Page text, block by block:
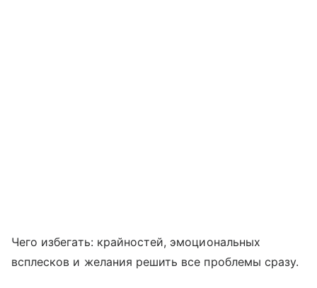
Чего избегать: крайностей, эмоциональных
всплесков и желания решить все проблемы сразу.